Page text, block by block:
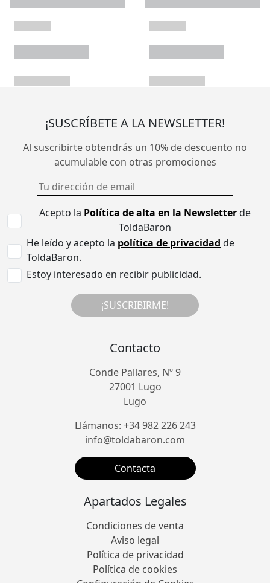
¡SUSCRÍBETE A LA NEWSLETTER!
Al suscribirte obtendrás un 10% de descuento no
acumulable con otras promociones
Acepto la Política de alta en la Newsletterde
ToldaBaron
He leído y acepto la política de privacidad de
ToldaBaron.
Estoy interesado en recibir publicidad.
¡SUSCRIBIRME!
Contacto
Conde Pallares, Nº 9
27001 Lugo
Lugo
Llámanos: +34 982 226 243
info@toldabaron.com
Contacta
Apartados Legales
Condiciones de venta
Aviso legal
Política de privacidad
Política de cookies